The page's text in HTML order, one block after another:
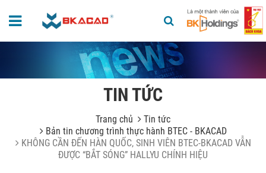
TIN TỨC
Trang chủ
Tin tức
Bản tin chương trình thực hành BTEC - BKACAD
KHÔNG CẦN ĐẾN HÀN QUỐC, SINH VIÊN BTEC-BKACAD VẪN
ĐƯỢC “BẮT SÓNG” HALLYU CHÍNH HIỆU